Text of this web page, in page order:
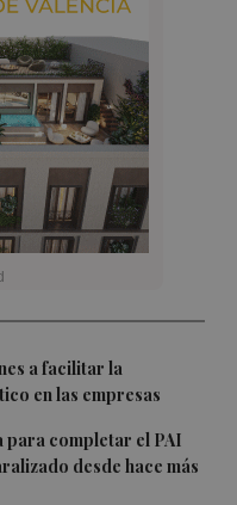
a facilitar la
en las empresas
para completar el PAI
desde hace más